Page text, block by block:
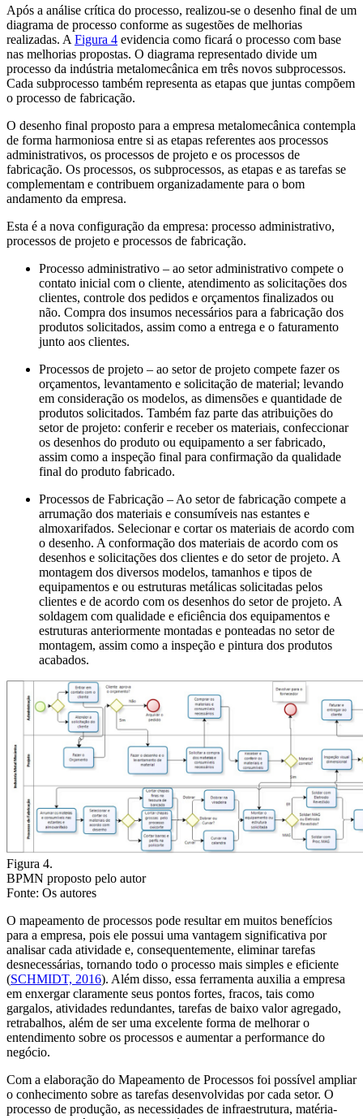
Após a análise crítica do processo, realizou-se o desenho final de um
diagrama de processo conforme as sugestões de melhorias
realizadas. A Figura 4 evidencia como ficará o processo com base
nas melhorias propostas. O diagrama representado divide um
processo da indústria metalomecânica em três novos subprocessos.
Cada subprocesso também representa as etapas que juntas compõem
o processo de fabricação.
O desenho final proposto para a empresa metalomecânica contempla
de forma harmoniosa entre si as etapas referentes aos processos
administrativos, os processos de projeto e os processos de
fabricação. Os processos, os subprocessos, as etapas e as tarefas se
complementam e contribuem organizadamente para o bom
andamento da empresa.
Esta é a nova configuração da empresa: processo administrativo,
processos de projeto e processos de fabricação.
Processo administrativo – ao setor administrativo compete o
contato inicial com o cliente, atendimento as solicitações dos
clientes, controle dos pedidos e orçamentos finalizados ou
não. Compra dos insumos necessários para a fabricação dos
produtos solicitados, assim como a entrega e o faturamento
junto aos clientes.
Processos de projeto – ao setor de projeto compete fazer os
orçamentos, levantamento e solicitação de material; levando
em consideração os modelos, as dimensões e quantidade de
produtos solicitados. Também faz parte das atribuições do
setor de projeto: conferir e receber os materiais, confeccionar
os desenhos do produto ou equipamento a ser fabricado,
assim como a inspeção final para confirmação da qualidade
final do produto fabricado.
Processos de Fabricação – Ao setor de fabricação compete a
arrumação dos materiais e consumíveis nas estantes e
almoxarifados. Selecionar e cortar os materiais de acordo com
o desenho. A conformação dos materiais de acordo com os
desenhos e solicitações dos clientes e do setor de projeto. A
montagem dos diversos modelos, tamanhos e tipos de
equipamentos e ou estruturas metálicas solicitadas pelos
clientes e de acordo com os desenhos do setor de projeto. A
soldagem com qualidade e eficiência dos equipamentos e
estruturas anteriormente montadas e ponteadas no setor de
montagem, assim como a inspeção e pintura dos produtos
acabados.
Figura 4.
BPMN proposto pelo autor
Fonte: Os autores
O mapeamento de processos pode resultar em muitos benefícios
para a empresa, pois ele possui uma vantagem significativa por
analisar cada atividade e, consequentemente, eliminar tarefas
desnecessárias, tornando todo o processo mais simples e eficiente
(SCHMIDT, 2016). Além disso, essa ferramenta auxilia a empresa
em enxergar claramente seus pontos fortes, fracos, tais como
gargalos, atividades redundantes, tarefas de baixo valor agregado,
retrabalhos, além de ser uma excelente forma de melhorar o
entendimento sobre os processos e aumentar a performance do
negócio.
Com a elaboração do Mapeamento de Processos foi possível ampliar
o conhecimento sobre as tarefas desenvolvidas por cada setor. O
processo de produção, as necessidades de infraestrutura, matéria-